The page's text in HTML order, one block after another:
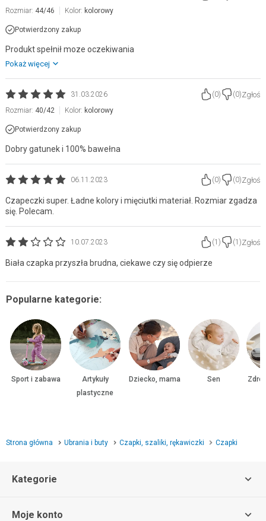
Rozmiar: 44/46 Kolor: kolorowy
Potwierdzony zakup
Produkt spełnił moze oczekiwania
Pokaż więcej
31.03.2026 (0) (0)Zgłoś
Rozmiar: 40/42 Kolor: kolorowy
Potwierdzony zakup
Dobry gatunek i 100% bawełna
06.11.2023 (0) (0)Zgłoś
Czapeczki super. Ładne kolory i mięciutki materiał. Rozmiar zgadza
się. Polecam.
10.07.2023 (1 ) (1 )Zgłoś
Biała czapka przyszła brudna, ciekawe czy się odpierze
Popularne kategorie:
Sport i zabawa
Artykuły
plastyczne
Dziecko, mama Sen
Strona główna Ubrania i buty Czapki, szaliki, rękawiczki Czapki
Kategorie
Moje konto